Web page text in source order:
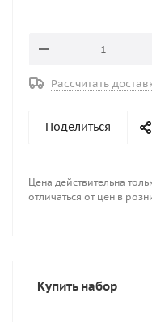
Рассчитать
Поделиться
Цена действительна
отличаться от цен в
Купить набор